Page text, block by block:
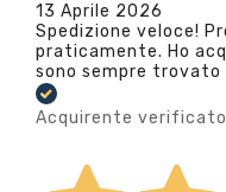
13 Aprile 2026
Spedizione veloce!
praticamente. Ho
sono sempre trovato
Acquirente verificato